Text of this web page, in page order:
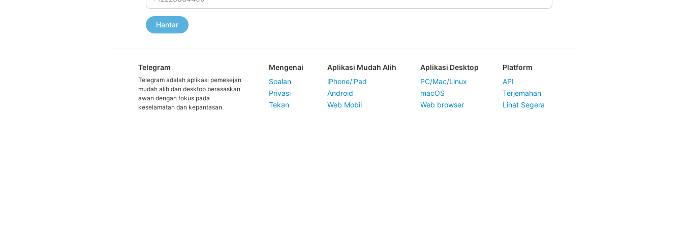
Hantar
Telegram
Telegram adalah aplikasi pemesejan
mudah alih dan desktop berasaskan
awan dengan fokus pada
keselamatan dan kepantasan.
Mengenai
Soalan
Privasi
Tekan
Aplikasi Mudah Alih
iPhone/iPad
Android
Web Mobil
Aplikasi Desktop
PC/Mac/Linux
macOS
Web browser
Platform
API
Terjemahan
Lihat Segera